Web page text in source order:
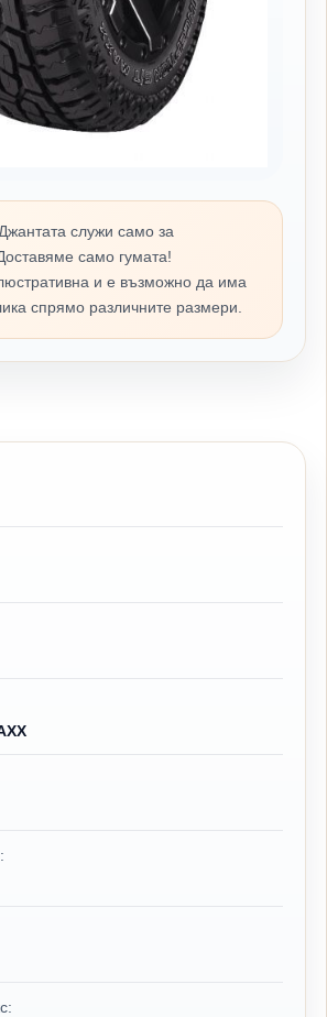
Джантата служи само за
само гумата!
и е възможно да има
спрямо различните размери.